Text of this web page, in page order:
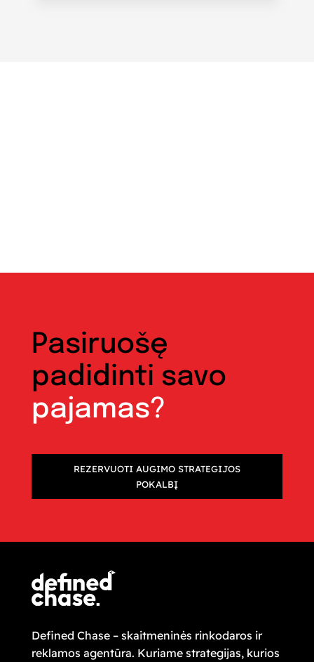
Pasiruošę
padidinti savo
pajamas?
REZERVUOTI AUGIMO STRATEGIJOS
POKALBĮ
Defined Chase – skaitmeninės rinkodaros ir
reklamos agentūra. Kuriame strategijas, kurios